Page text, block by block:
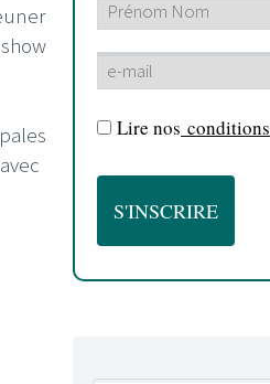
Lire nos conditions